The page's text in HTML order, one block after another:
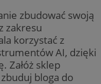
zbudować swoją
zakresu
korzystać z
AI, dzięki
Załóż sklep
bloga do